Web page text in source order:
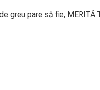
pare să fie, MERITĂ